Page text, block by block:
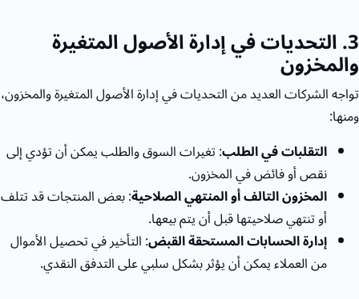
3. التحديات في إدارة الأصول المتغيرة
والمخزون
تواجه الشركات العديد من التحديات في إدارة الأصول المتغيرة والمخزون،
ومنها:
التقلبات في الطلب: تغيرات السوق والطلب يمكن أن تؤدي إلى
نقص أو فائض في المخزون.
المخزون التالف أو المنتهي الصلاحية: بعض المنتجات قد تتلف
أو تنتهي صلاحيتها قبل أن يتم بيعها.
إدارة الحسابات المستحقة القبض: التأخير في تحصيل الأموال
من العملاء يمكن أن يؤثر بشكل سلبي على التدفق النقدي.